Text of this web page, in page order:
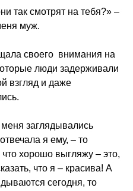
так смотрят на тебя?» –
муж.
своего  внимания на
люди задерживали
взгляд и даже
меня заглядывались
я ему, – то
хорошо выгляжу – это,
что я – красива! А
сегодня, то